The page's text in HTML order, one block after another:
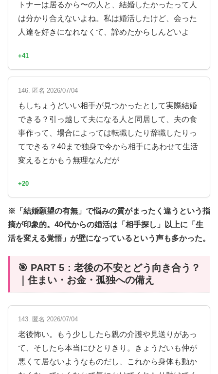
トナーは居るから〜の人と、結婚したかったって人
は分かり合えないよね。私は婚活したけど、会った
人達を好きになれなくて、諦めたからしんどいよ
+41
146. 匿名 2026/07/04
もしちょうどいい相手が見つかったとして実際結婚
できる？引っ越して夫になる人と同居して、夫の食
事作って、場合によっては転職したり辞職したりっ
てできる？40まで独身で今から相手にあわせて生活
変えるとかもう無理なんだが
+20
※「結婚願望の有無」で悩みの質がまったく違うという指
摘が印象的。40代からの婚活は「相手探し」以上に「生
活を変える覚悟」が壁になっているという声も多かった。
🎯 PART 5：老後の不安とどう向き合う？
｜住まい・お金・孤独への備え
143. 匿名 2026/07/04
老後怖い。もう少ししたら親の介護や見送りがあっ
て、そしたら本当にひとりきり。きょうだいも仲が
悪くて居ないようなものだし、これから身体も動か